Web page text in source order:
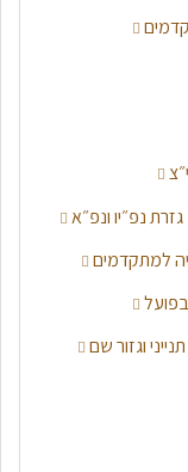
גזרת נפ״יו ונפ״א
למתקדמים
וגזור שם